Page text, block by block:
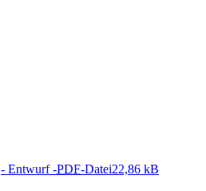
- Entwurf -PDF-Datei22,86 kB